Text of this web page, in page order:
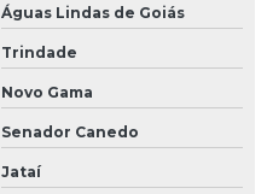
Águas Lindas de Goiás
Trindade
Novo Gama
Senador Canedo
Jataí